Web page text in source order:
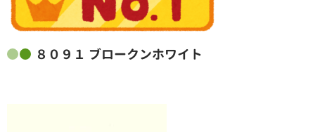
８０９１ ブロークンホワイト